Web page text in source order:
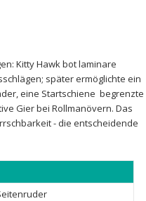
Kitty​ Hawk bot laminare
‌später ermöglichte‍ ein
eine Startschiene ⁣ begrenzte
Gier bei Rollmanövern. Das
-‍ die ‍entscheidende